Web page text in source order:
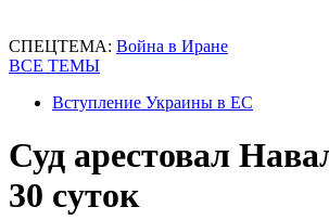
СПЕЦТЕМА: Война в Иране
ВСЕ ТЕМЫ
Вступление Украины в ЕС
Суд арестовал
30 суток